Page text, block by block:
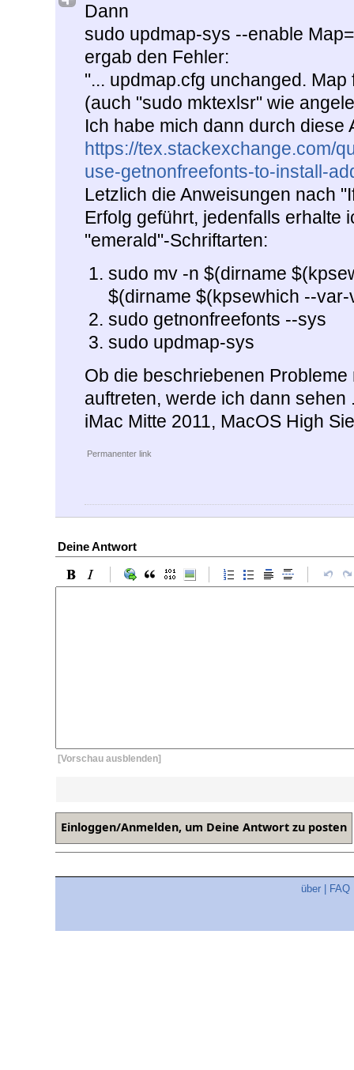
Dann
sudo updmap-sys --enable
ergab den Fehler:
"... updmap.cfg unchanged.
(auch "sudo mktexlsr" wie
Ich habe mich dann durch diese
https://tex.stackexchange.com/
use-getnonfreefonts-to-install-
Letzlich die Anweisungen nach
Erfolg geführt, jedenfalls erhalte
"emerald"-Schriftarten:
sudo mv -n $(dirname
$(dirname $(kpsewhich --
sudo getnonfreefonts --sys
sudo updmap-sys
Ob die beschriebenen
auftreten, werde ich dann sehen
iMac Mitte 2011, MacOS High
Permanenter link
Deine Antwort
[Vorschau ausblenden]
über FAQ